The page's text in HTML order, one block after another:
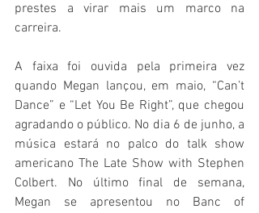
prestes a virar mais um marco na
carreira.
A faixa foi ouvida pela primeira vez
quando Megan lançou, em maio, “Can’t
Dance” e “Let You Be Right”, que chegou
agradando o público. No dia 6 de junho, a
música estará no palco do talk show
americano The Late Show with Stephen
Colbert. No último final de semana,
Megan se apresentou no Banc of